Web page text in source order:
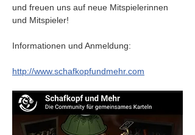
und freuen uns auf neue Mitspielerinnen
und Mitspieler!
Informationen und Anmeldung:
http://www.schafkopfundmehr.com